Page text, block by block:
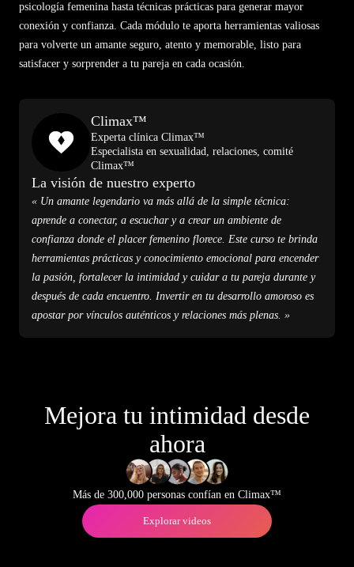
psicología femenina hasta técnicas prácticas para generar mayor
conexión y confianza. Cada módulo te aporta herramientas valiosas
para volverte un amante seguro, atento y memorable, listo para
satisfacer y sorprender a tu pareja en cada ocasión.
Climax™
Experta clínica Climax™
Especialista en sexualidad, relaciones, comité
Climax™
La visión de nuestro experto
« Un amante legendario va más allá de la simple técnica:
aprende a conectar, a escuchar y a crear un ambiente de
confianza donde el placer femenino florece. Este curso te brinda
herramientas prácticas y conocimiento emocional para encender
la pasión, fortalecer la intimidad y cuidar a tu pareja durante y
después de cada encuentro. Invertir en tu desarrollo amoroso es
apostar por vínculos auténticos y relaciones más plenas. »
Mejora tu intimidad desde
ahora
Más de 300,000 personas confían en Climax™
Explorar videos